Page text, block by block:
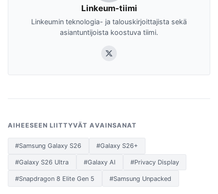
Linkeum-tiimi
Linkeumin teknologia- ja talouskirjoittajista sekä
asiantuntijoista koostuva tiimi.
AIHEESEEN LIITTYVÄT AVAINSANAT
#Samsung Galaxy S26 #Galaxy S26+
#Galaxy S26 Ultra #Galaxy AI #Privacy Display
#Snapdragon 8 Elite Gen 5 #Samsung Unpacked